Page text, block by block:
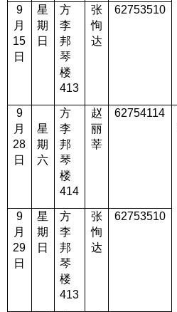
9
月
15
日
星
期
日
方
李
邦
琴
楼
413
张
恂
达
62753510
9
月
28
日
星
期
六
方
李
邦
琴
楼
414
赵
丽
莘
62754114
9
月
29
日
星
期
日
方
李
邦
琴
楼
413
张
恂
达
62753510